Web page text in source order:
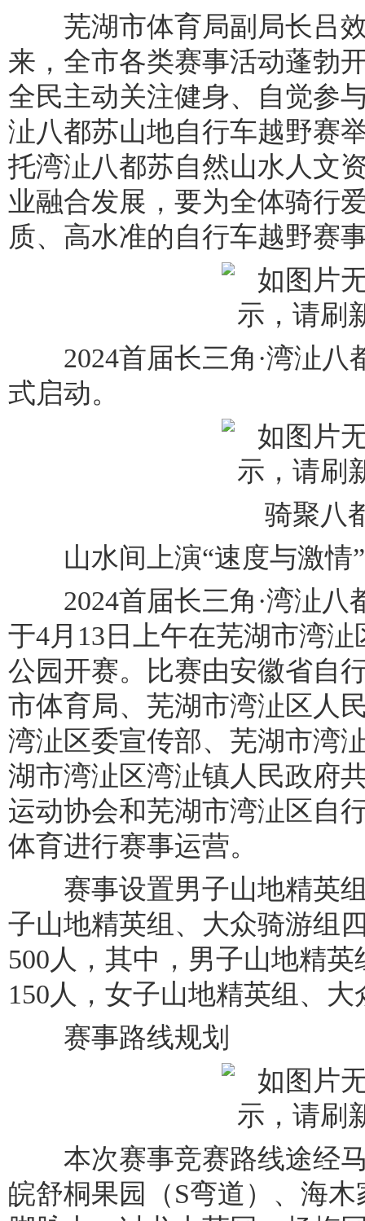
芜湖市体育局副局长吕效
来，全市各类赛事活动蓬勃
全民主动关注健身、自觉参
沚八都苏山地自行车越野赛
托湾沚八都苏自然山水人文
业融合发展，要为全体骑行
质、高水准的自行车越野赛
2024首届长三角·湾沚八
式启动。
骑聚八
山水间上演“速度与激情”
2024首届长三角·湾沚八
于4月13日上午在芜湖市湾
公园开赛。比赛由安徽省自
市体育局、芜湖市湾沚区人
湾沚区委宣传部、芜湖市湾
湖市湾沚区湾沚镇人民政府
运动协会和芜湖市湾沚区自
体育进行赛事运营。
赛事设置男子山地精英组
子山地精英组、大众骑游组
500人，其中，男子山地精
150人，女子山地精英组、
赛事路线规划
本次赛事竞赛路线途经马
皖舒桐果园（S弯道）、海